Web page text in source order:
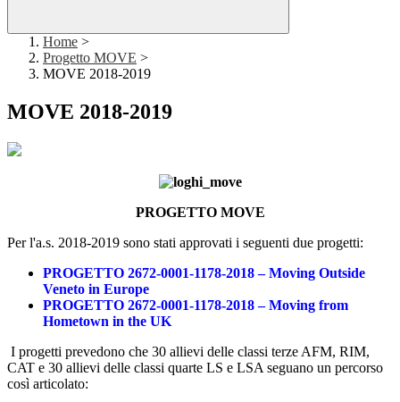
Home >
Progetto MOVE >
MOVE 2018-2019
MOVE 2018-2019
PROGETTO MOVE
Per l'a.s. 2018-2019 sono stati approvati i seguenti due progetti:
PROGETTO 2672-0001-1178-2018 – Moving Outside
Veneto in Europe
PROGETTO 2672-0001-1178-2018 – Moving from
Hometown in the UK
I progetti prevedono che 30 allievi delle classi terze AFM, RIM,
CAT e 30 allievi delle classi quarte LS e LSA seguano un percorso
così articolato: